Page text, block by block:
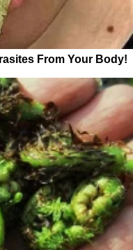
From Your Body!